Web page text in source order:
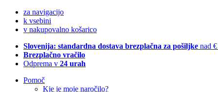
za navigacijo
k vsebini
v nakupovalno košarico
Slovenija: standardna dostava brezplačna za pošiljke nad
Brezplačno vračilo
Odprema v 24 urah
Pomoč
Kje je moje naročilo?